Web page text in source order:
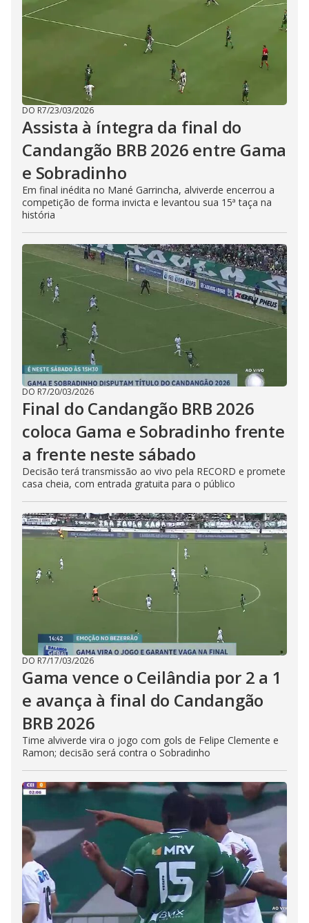
DO R7/23/03/2026
Assista à íntegra da final do
Candangão BRB 2026 entre Gama
e Sobradinho
Em final inédita no Mané Garrincha, alviverde encerrou a
competição de forma invicta e levantou sua 15ª taça na
história
DO R7/20/03/2026
Final do Candangão BRB 2026
coloca Gama e Sobradinho frente
a frente neste sábado
Decisão terá transmissão ao vivo pela RECORD e promete
casa cheia, com entrada gratuita para o público
DO R7/17/03/2026
Gama vence o Ceilândia por 2 a 1
e avança à final do Candangão
BRB 2026
Time alviverde vira o jogo com gols de Felipe Clemente e
Ramon; decisão será contra o Sobradinho